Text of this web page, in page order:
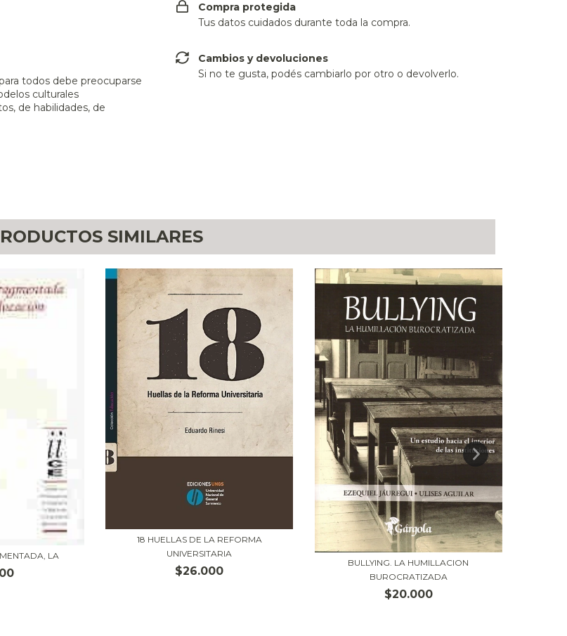
todos debe preocuparse
culturales
de habilidades, de
Compra protegida
Tus datos cuidados durante toda la compra.
Cambios y devoluciones
Si no te gusta, podés cambiarlo por otro o devolverlo.
SIMILARES
LA
18 HUELLAS DE LA REFORMA
UNIVERSITARIA
$26.000
BULLYING. LA HUMILLACION
BUROCRATIZADA
$20.000